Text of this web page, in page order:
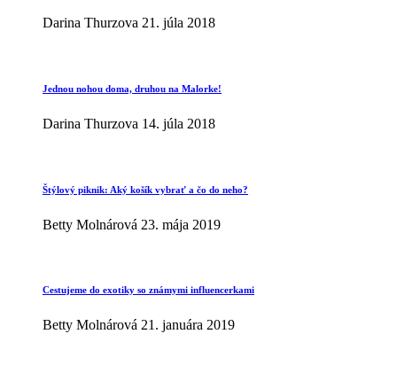
Darina Thurzova 21. júla 2018
Jednou nohou doma, druhou na Malorke!
Darina Thurzova 14. júla 2018
Štýlový piknik: Aký košík vybrať a čo do neho?
Betty Molnárová 23. mája 2019
Cestujeme do exotiky so známymi influencerkami
Betty Molnárová 21. januára 2019